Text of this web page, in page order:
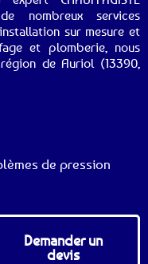
nombreux services
sur mesure et
et plomberie, nous
de Auriol (13390,
de pression
Demander un
devis